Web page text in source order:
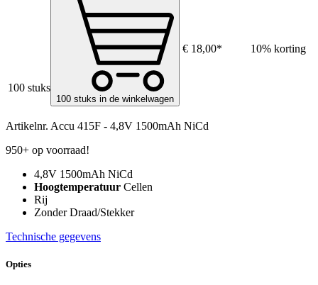
100 stuks
100 stuks in de winkelwagen
€ 18,00* 10% korting
Artikelnr. Accu 415F - 4,8V 1500mAh NiCd
950+ op voorraad!
4,8V 1500mAh NiCd
Hoogtemperatuur Cellen
Rij
Zonder Draad/Stekker
Technische gegevens
Opties